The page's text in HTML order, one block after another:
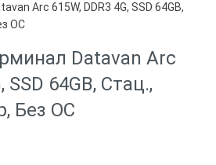
Arc 615W, DDR3 4G, SSD 64GB,
ОС
Datavan Arc
SSD 64GB, Стац.,
Без ОС